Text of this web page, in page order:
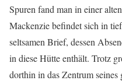
Spuren fand man in einer
Mackenzie befindet sich in
seltsamen Brief, dessen
in diese Hütte enthält. Trotz
dorthin in das Zentrum seines